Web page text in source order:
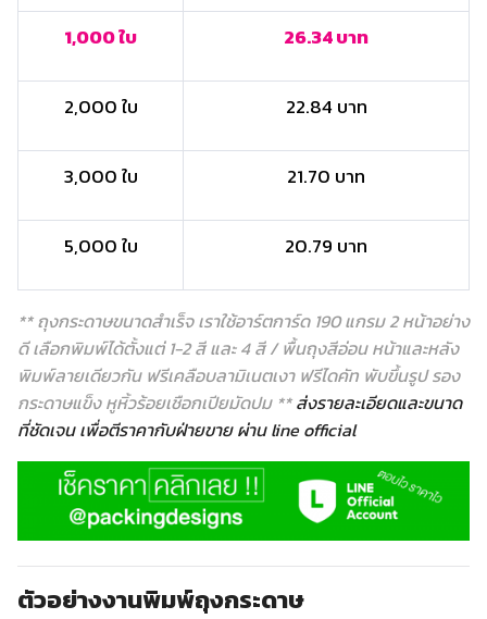
1,000 ใบ 26.34 บาท
2,000 ใบ 22.84 บาท
3,000 ใบ 21.70 บาท
5,000 ใบ 20.79 บาท
** ถุงกระดาษขนาดสำเร็จ เราใช้อาร์ตการ์ด 190 แกรม 2 หน้าอย่าง
ดี เลือกพิมพ์ได้ตั้งแต่ 1-2 สี และ 4 สี / พื้นถุงสีอ่อน หน้าและหลัง
พิมพ์ลายเดียวกัน ฟรีเคลือบลามิเนตเงา ฟรีไดคัท พับขึ้นรูป รอง
กระดาษแข็ง หูหิ้วร้อยเชือกเปียมัดปม **ส่งรายละเอียดและขนาด
ที่ชัดเจน เพื่อตีราคากับฝ่ายขาย ผ่าน line official
ตัวอย่างงานพิมพ์ถุงกระดาษ